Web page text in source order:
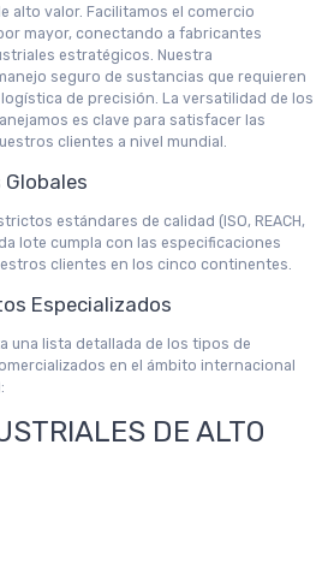
alto valor. Facilitamos el comercio
mayor, conectando a fabricantes
estratégicos. Nuestra
seguro de sustancias que requieren
de precisión. La versatilidad de los
es clave para satisfacer las
clientes a nivel mundial.
estándares de calidad (ISO, REACH,
lote cumpla con las especificaciones
clientes en los cinco continentes.
Especializados
una lista detallada de los tipos de
en el ámbito internacional
DE ALTO